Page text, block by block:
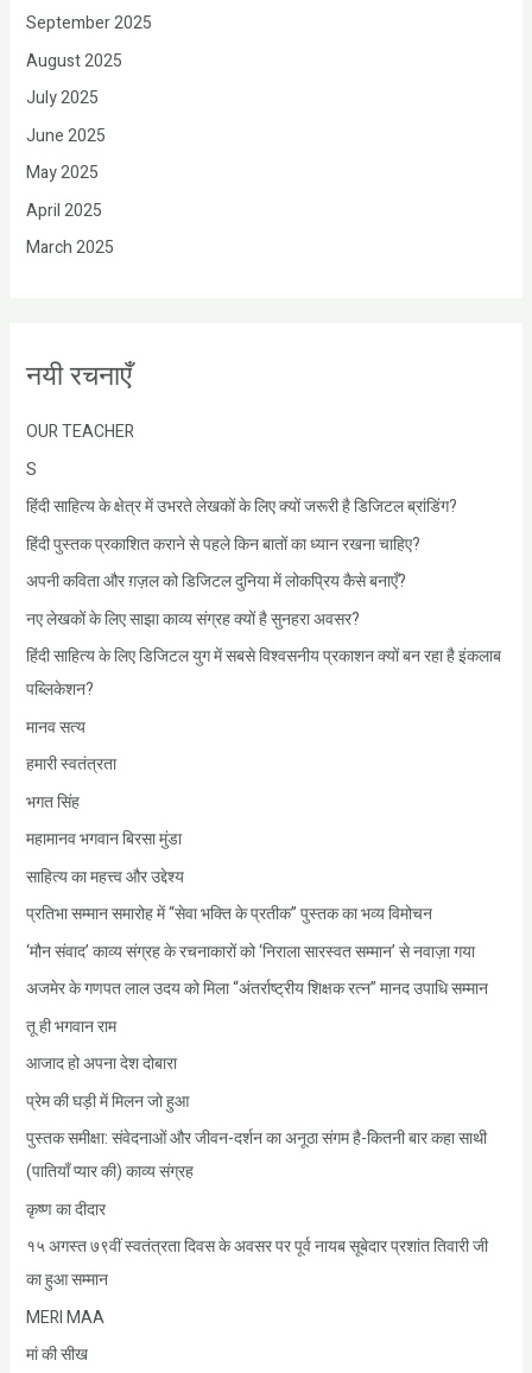
September 2025
August 2025
July 2025
June 2025
May 2025
April 2025
March 2025
नयी रचनाएँ
OUR TEACHER
S
हिंदी साहित्य के क्षेत्र में उभरते लेखकों के लिए क्यों जरूरी है डिजिटल ब्रांडिंग?
हिंदी पुस्तक प्रकाशित कराने से पहले किन बातों का ध्यान रखना चाहिए?
अपनी कविता और ग़ज़ल को डिजिटल दुनिया में लोकप्रिय कैसे बनाएँ?
नए लेखकों के लिए साझा काव्य संग्रह क्यों है सुनहरा अवसर?
हिंदी साहित्य के लिए डिजिटल युग में सबसे विश्वसनीय प्रकाशन क्यों बन रहा है इंकलाब
पब्लिकेशन?
मानव सत्य
हमारी स्वतंत्रता
भगत सिंह
महामानव भगवान बिरसा मुंडा
साहित्य का महत्त्व और उद्देश्य
प्रतिभा सम्मान समारोह में “सेवा भक्ति के प्रतीक” पुस्तक का भव्य विमोचन
‘मौन संवाद’ काव्य संग्रह के रचनाकारों को ‘निराला सारस्वत सम्मान’ से नवाज़ा गया
अजमेर के गणपत लाल उदय को मिला “अंतर्राष्ट्रीय शिक्षक रत्न” मानद उपाधि सम्मान
तू ही भगवान राम
आजाद हो अपना देश दोबारा
प्रेम की घड़ी में मिलन जो हुआ
पुस्तक समीक्षा: संवेदनाओं और जीवन-दर्शन का अनूठा संगम है-कितनी बार कहा साथी
(पातियाँ प्यार की) काव्य संग्रह
कृष्ण का दीदार
१५ अगस्त ७९वीं स्वतंत्रता दिवस के अवसर पर पूर्व नायब सूबेदार प्रशांत तिवारी जी
का हुआ सम्मान
MERI MAA
मां की सीख